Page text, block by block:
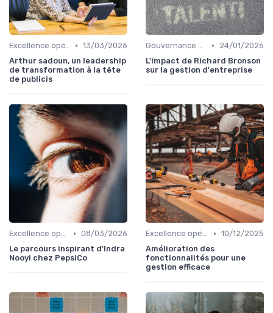
Excellence opérationnelle • 13/03/2026
Arthur sadoun, un leadership
de transformation à la tête
de publicis
Gouvernance d’entreprise •
24/01/2026
L'impact de Richard Bronson
sur la gestion d'entreprise
Excellence opérationnelle • 08/03/2026
Le parcours inspirant d'Indra
Nooyi chez PepsiCo
Excellence opérationnelle • 10/12/2025
Amélioration des
fonctionnalités pour une
gestion efficace